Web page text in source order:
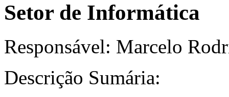
Setor de Informática
Responsável: Marcelo
Descrição Sumária: